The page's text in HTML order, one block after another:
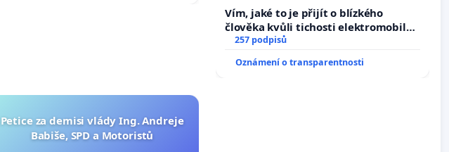
auta!
Vím, jaké to je přijít o blízkého
člověka kvůli tichosti elektromobilů,
nečekejme, až přibydou další,
257 podpisů
Oznámení o transparentnosti
Petice za demisi vlády Ing. Andreje
Babiše, SPD a Motoristů